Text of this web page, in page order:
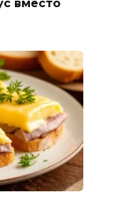
вместо